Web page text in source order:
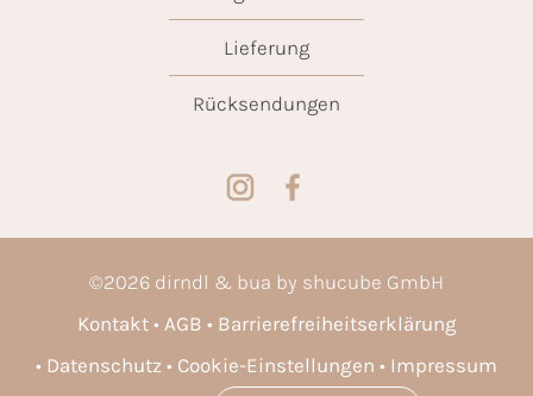
Lieferung
Rücksendungen
©2026 dirndl & bua by shucube GmbH
Kontakt
AGB
Barrierefreiheitserklärung
Datenschutz
Cookie-Einstellungen
Impressum